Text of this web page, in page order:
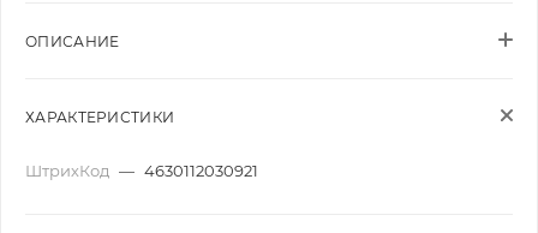
ОПИСАНИЕ
ХАРАКТЕРИСТИКИ
ШтрихКод — 4630112030921